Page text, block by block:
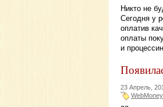
Никто не
Сегодня у
оплатив
оплаты
и
23 Апрель,
WebMoney